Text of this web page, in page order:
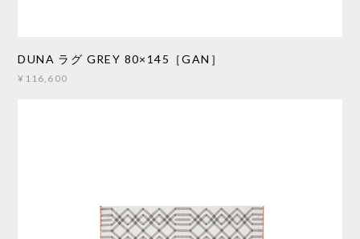
DUNA ラグ GREY 80×145［GAN］
¥116,600